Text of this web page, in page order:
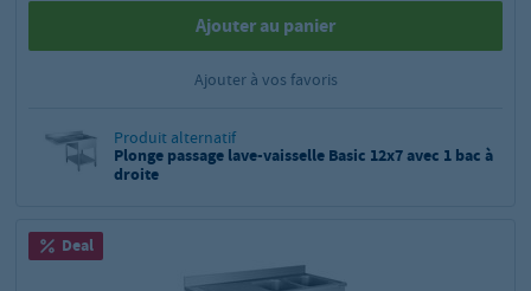
Ajouter au panier
Ajouter à vos favoris
Produit alternatif
Plonge passage lave-vaisselle Basic 12x7 avec 1 bac à
droite
Deal